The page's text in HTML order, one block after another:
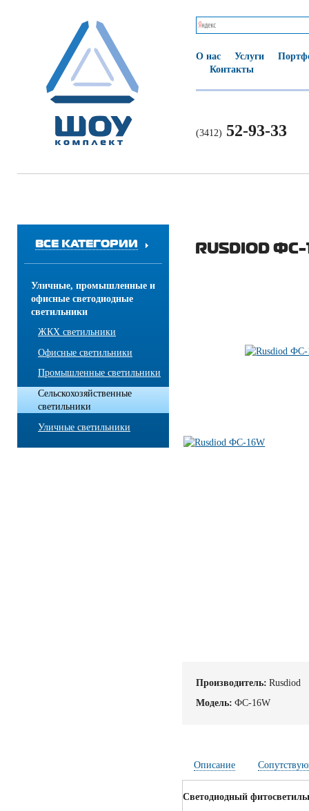
О нас Услуги
Контакты
(3412) 52-93-33
ВСЕ КАТЕГОРИИ
Уличные, промышленные и
офисные светодиодные
светильники
ЖКХ светильники
Офисные светильники
Промышленные светильники
Сельскохозяйственные
светильники
Уличные светильники
RUSDIOD ФС-
Производитель: Rusdiod
Модель: ФС-16W
Описание
Светодиодный